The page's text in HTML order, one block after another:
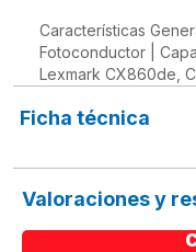
Características
Fotoconductor |
Lexmark CX860de,
Ficha técnica
Valoraciones y